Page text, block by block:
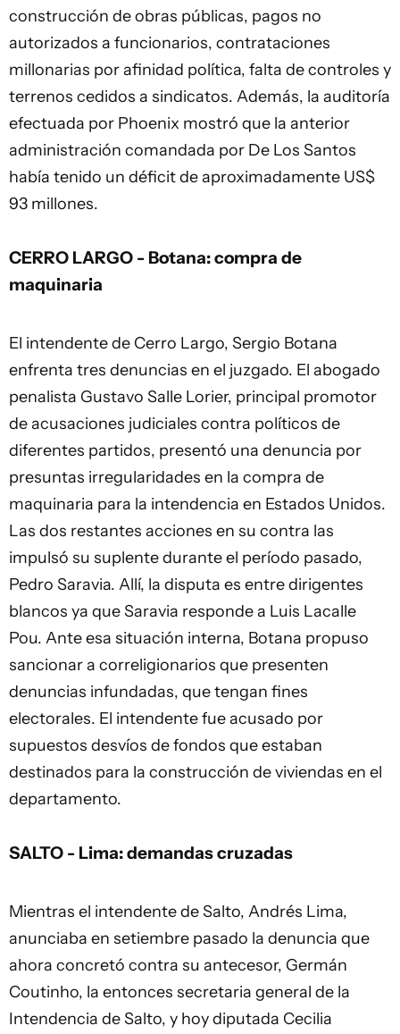
construcción de obras públicas, pagos no
autorizados a funcionarios, contrataciones
millonarias por afinidad política, falta de controles y
terrenos cedidos a sindicatos. Además, la auditoría
efectuada por Phoenix mostró que la anterior
administración comandada por De Los Santos
había tenido un déficit de aproximadamente US$
93 millones.
CERRO LARGO - Botana: compra de
maquinaria
El intendente de Cerro Largo, Sergio Botana
enfrenta tres denuncias en el juzgado. El abogado
penalista Gustavo Salle Lorier, principal promotor
de acusaciones judiciales contra políticos de
diferentes partidos, presentó una denuncia por
presuntas irregularidades en la compra de
maquinaria para la intendencia en Estados Unidos.
Las dos restantes acciones en su contra las
impulsó su suplente durante el período pasado,
Pedro Saravia. Allí, la disputa es entre dirigentes
blancos ya que Saravia responde a Luis Lacalle
Pou. Ante esa situación interna, Botana propuso
sancionar a correligionarios que presenten
denuncias infundadas, que tengan fines
electorales. El intendente fue acusado por
supuestos desvíos de fondos que estaban
destinados para la construcción de viviendas en el
departamento.
SALTO - Lima: demandas cruzadas
Mientras el intendente de Salto, Andrés Lima,
anunciaba en setiembre pasado la denuncia que
ahora concretó contra su antecesor, Germán
Coutinho, la entonces secretaria general de la
Intendencia de Salto, y hoy diputada Cecilia